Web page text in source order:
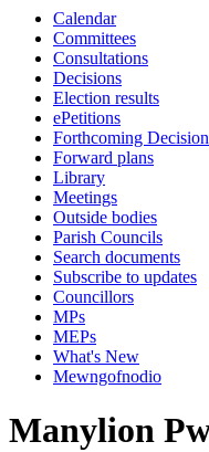
Calendar
Committees
Consultations
Decisions
Election results
ePetitions
Forthcoming
Forward plans
Library
Meetings
Outside bodies
Parish Councils
Search documents
Subscribe to updates
Councillors
MPs
MEPs
What's New
Mewngofnodio
Manylion